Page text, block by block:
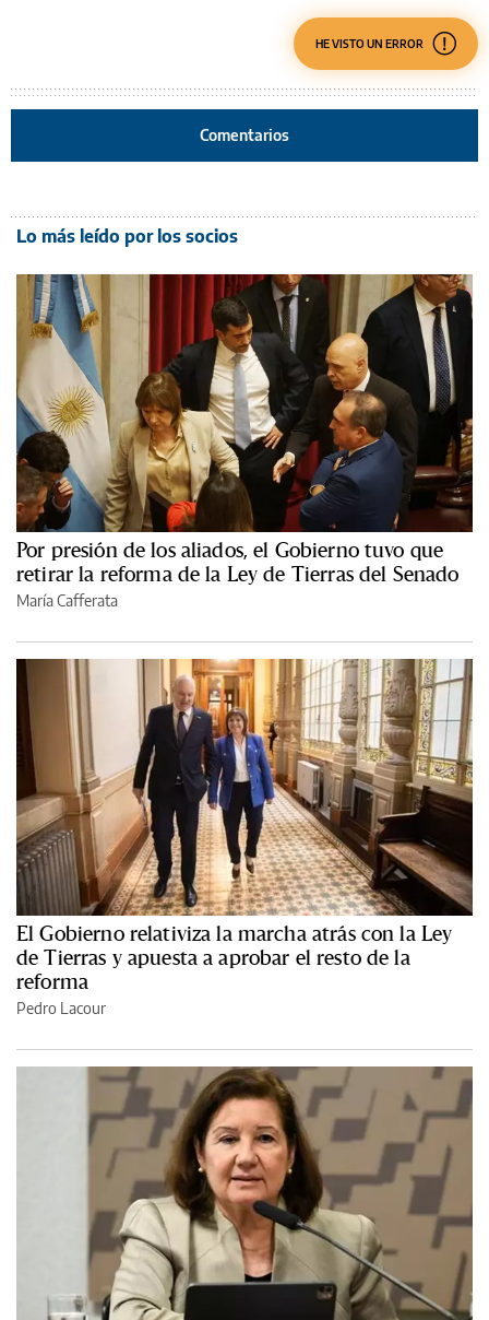
HE VISTO UN ERROR
Comentarios
Lo más leído por los socios
Por presión de los aliados, el Gobierno tuvo que
retirar la reforma de la Ley de Tierras del Senado
María Cafferata
El Gobierno relativiza la marcha atrás con la Ley
de Tierras y apuesta a aprobar el resto de la
reforma
Pedro Lacour